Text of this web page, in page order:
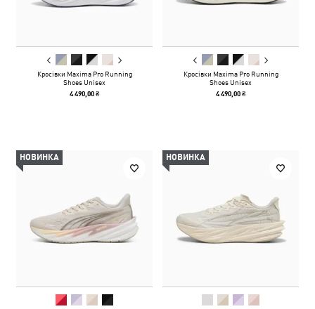
Кросівки Maxima Pro Running
Shoes Unisex
4 490,00 ₴
Кросівки Maxima Pro Running
Shoes Unisex
4 490,00 ₴
НОВИНКА НОВИНКА